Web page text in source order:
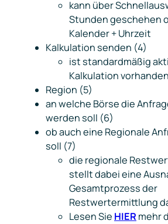
kann über
Stunden geschehen
Kalender + Uhrzeit
Kalkulation senden (4)
ist standardmäßig
Kalkulation
Region (5)
an welche Börse die
werden soll (6)
ob auch eine Regionale
soll (7)
die regionale
stellt dabei eine
Gesamtprozess der
Restwertermittlung
Lesen Sie HIER mehr